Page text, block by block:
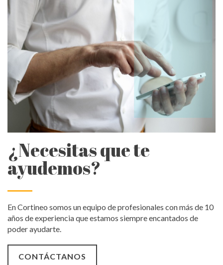
¿Necesitas que te
ayudemos?
En Cortineo somos un equipo de profesionales con más de 10
años de experiencia que estamos siempre encantados de
poder ayudarte.
CONTÁCTANOS